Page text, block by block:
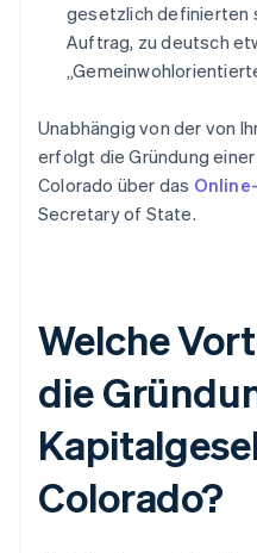
gesetzlich definierten
Auftrag, zu deutsch
Unabhängig von der von
erfolgt die Gründung
Colorado über das
Secretary of State.
Welche
die
Colorado?